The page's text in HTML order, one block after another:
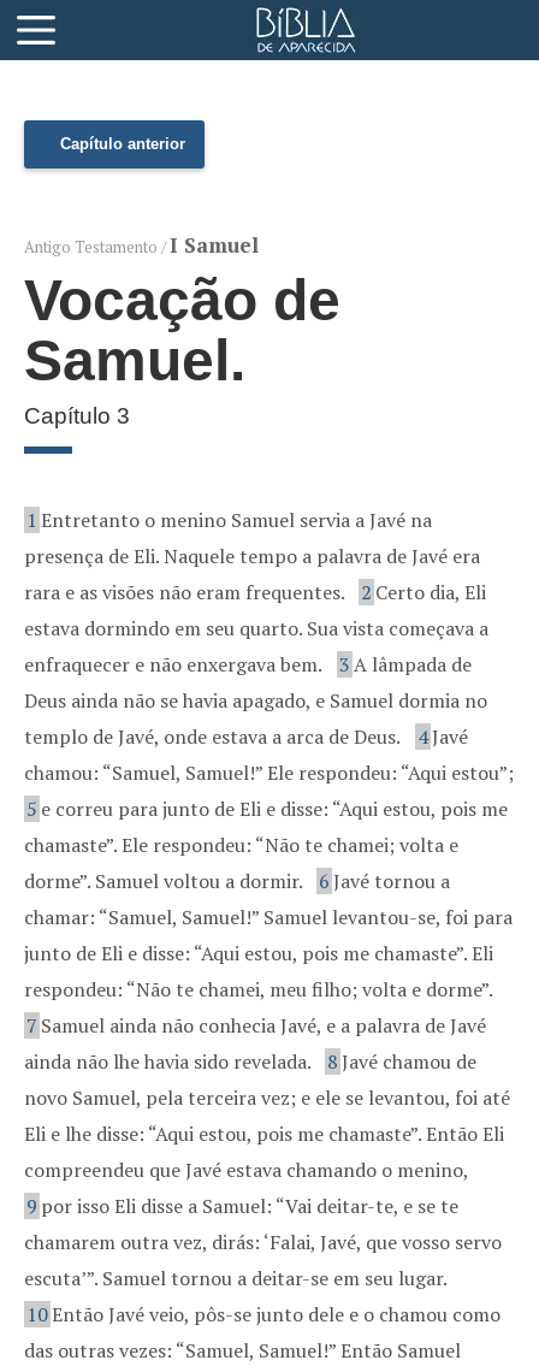
Capítulo anterior
Antigo Testamento /I Samuel
Vocação de
Samuel.
Capítulo 3
1 Entretanto o menino Samuel servia a Javé na
presença de Eli. Naquele tempo a palavra de Javé era
rara e as visões não eram frequentes.
2 Certo dia, Eli
estava dormindo em seu quarto. Sua vista começava a
enfraquecer e não enxergava bem.
3A lâmpada de
Deus ainda não se havia apagado, e Samuel dormia no
templo de Javé, onde estava a arca de Deus.
4Javé
chamou: “Samuel, Samuel!” Ele respondeu: “Aqui estou”;
5 e correu para junto de Eli e disse: “Aqui estou, pois me
chamaste”. Ele respondeu: “Não te chamei; volta e
dorme”. Samuel voltou a dormir.
6Javé tornou a
chamar: “Samuel, Samuel!” Samuel levantou-se, foi para
junto de Eli e disse: “Aqui estou, pois me chamaste”. Eli
respondeu: “Não te chamei, meu filho; volta e dorme”.
7 Samuel ainda não conhecia Javé, e a palavra de Javé
ainda não lhe havia sido revelada.
8Javé chamou de
novo Samuel, pela terceira vez; e ele se levantou, foi até
Eli e lhe disse: “Aqui estou, pois me chamaste”. Então Eli
compreendeu que Javé estava chamando o menino,
9 por isso Eli disse a Samuel: “Vai deitar-te, e se te
chamarem outra vez, dirás: ‘Falai, Javé, que vosso servo
escuta’”. Samuel tornou a deitar-se em seu lugar.
10Então Javé veio, pôs-se junto dele e o chamou como
das outras vezes: “Samuel, Samuel!” Então Samuel